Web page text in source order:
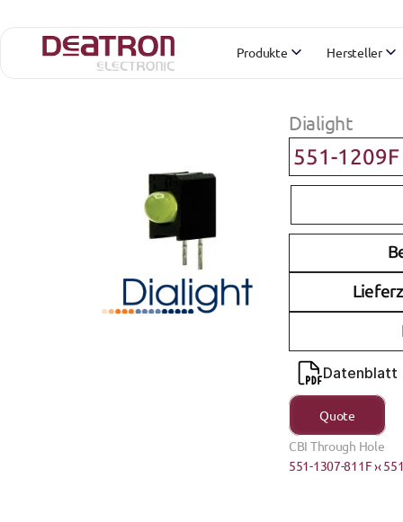
Dialight
551-1209F
Datenblatt
Quote
CBI Through Hole
551-1307-811F ›‹
Produkte Hersteller